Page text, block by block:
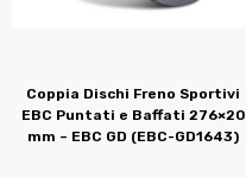
Coppia Dischi Freno Sportivi
EBC Puntati e Baffati 276×20
mm – EBC GD (EBC-GD1643)